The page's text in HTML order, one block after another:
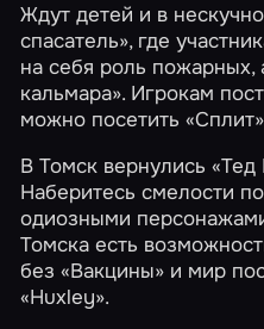
Ждут детей и в
спасатель», где
на себя роль
кальмара». Игрокам
можно посетить«Сплит»
В Томск вернулись«Тед
Наберитесь смелости
одиозными
Томска есть
без«Вакцины» и мир
«Huxley».